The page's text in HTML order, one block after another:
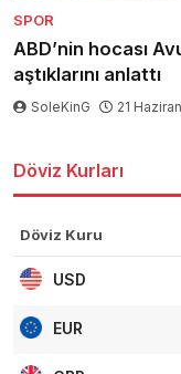
SPOR
ABD’nin hocası
aştıklarını anlattı
SoleKinG 21
Döviz Kurları
Döviz Kuru
USD
EUR